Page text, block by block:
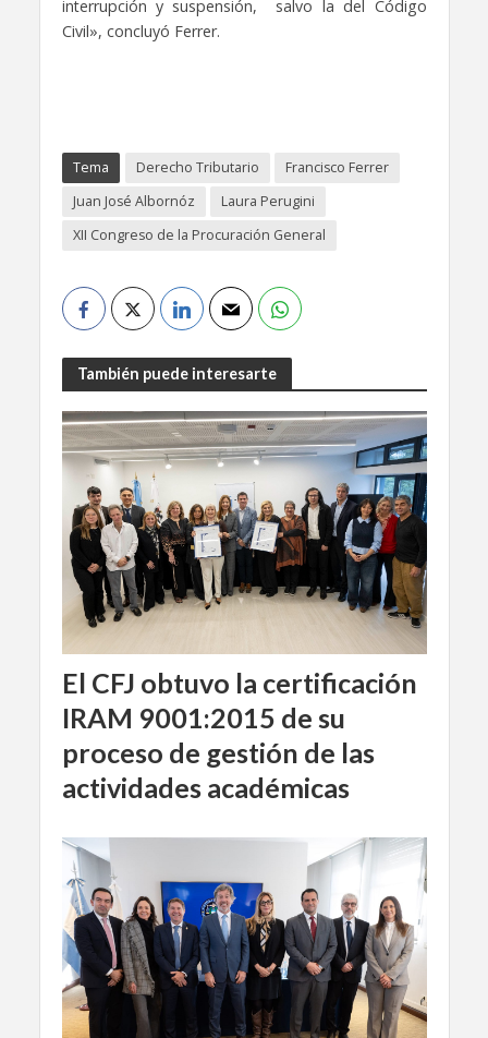
interrupción y suspensión,
salvo la del Código
Civil», concluyó Ferrer.
Tema Derecho Tributario
Francisco Ferrer
Juan José Albornóz
Laura Perugini
XII Congreso de la Procuración General
También puede interesarte
El CFJ obtuvo la certificación
IRAM 9001:2015 de su
proceso de gestión de las
actividades académicas